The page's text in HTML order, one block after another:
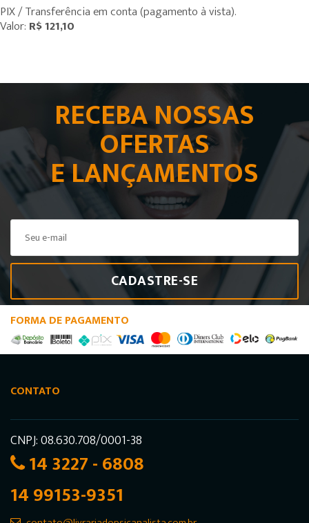
PIX / Transferência em conta (pagamento à vista).
Valor: R$ 121,10
RECEBA NOSSAS
OFERTAS
E LANÇAMENTOS
CADASTRE-SE
FORMA DE PAGAMENTO
CONTATO
CNPJ: 08.630.708/0001-38
14 3227 - 6808
14 99153-9351